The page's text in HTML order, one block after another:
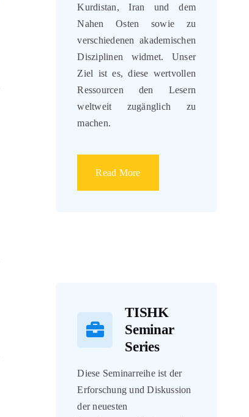
Kurdistan, Iran und dem
Nahen Osten sowie zu
verschiedenen akademischen
Disziplinen widmet. Unser
Ziel ist es, diese wertvollen
Ressourcen den Lesern
weltweit zugänglich zu
machen.
Read More
TISHK
Seminar
Series
Diese Seminarreihe ist der
Erforschung und Diskussion
der neuesten